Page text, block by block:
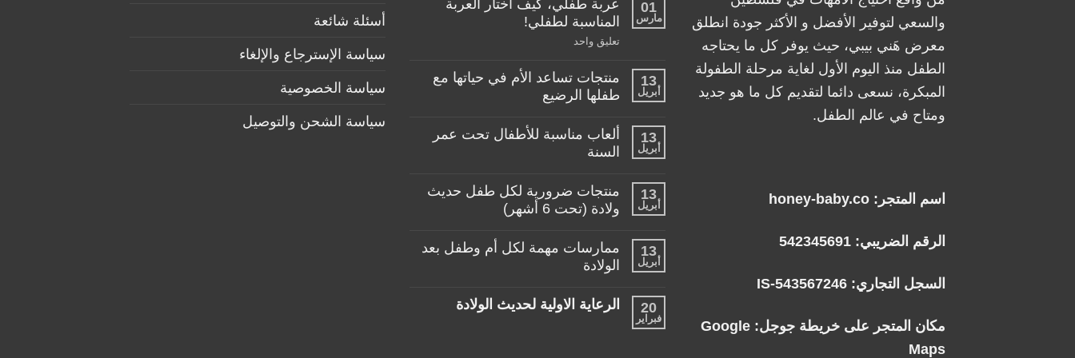
والسعي لتوفير الأفضل و الأكثر جودة انطلق
معرض هَني بيبي، حيث يوفر كل ما يحتاجه
الطفل منذ اليوم الأول لغاية مرحلة الطفولة
المبكرة، نسعى دائما لتقديم كل ما هو جديد
ومتاح في عالم الطفل.
اسم المتجر: honey-baby.co
الرقم الضريبي: 542345691
السجل التجاري: IS-543567246
مكان المتجر على خريطة جوجل: Google
Maps
01
مارس
المناسبة لطفلي!
تعليق واحد
كيف
العربة
13
أبريل
منتجات تساعد الأم في حياتها مع
طفلها الرضيع
توجد
تعليقات
على
منتجات
في
حياتها
مع
الرضيع
13
أبريل
ألعاب مناسبة للأطفال تحت عمر
السنة
تعليقات
على
ألعاب
للأطفال
تحت
عمر
السنة
13
أبريل
منتجات ضرورية لكل طفل حديث
ولادة (تحت 6 أشهر)
توجد
تعليقات
على
منتجات
لكل
طفل
13
أبريل
ممارسات مهمة لكل أم وطفل بعد
الولادة
توجد
تعليقات
20
فبراير
الرعاية الاولية لحديث الولادة
أسئلة شائعة
سياسة الإسترجاع والإلغاء
سياسة الخصوصية
سياسة الشحن والتوصيل